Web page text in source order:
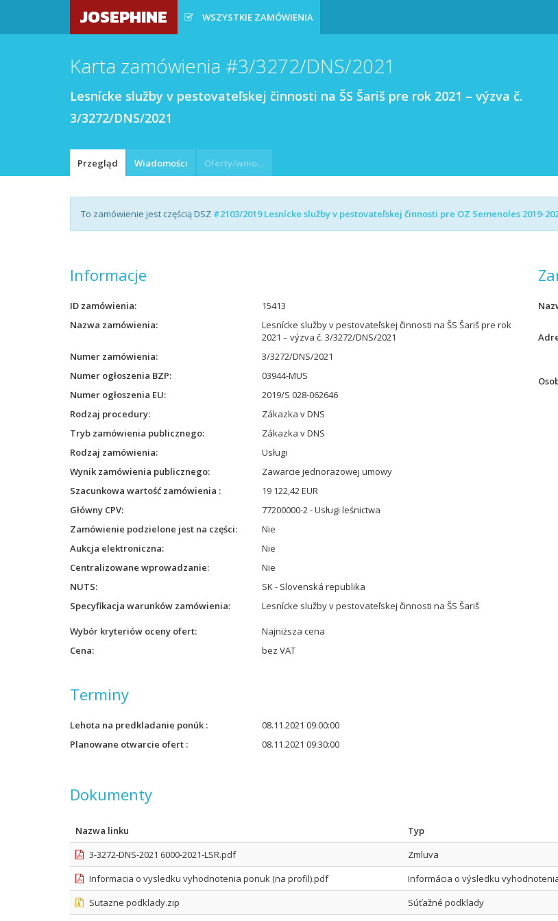
JOSEPHINE WSZYSTKIE ZAMÓWIENIA
Karta zamówienia #3/3272/DNS/2021
Lesnícke služby v pestovateľskej činnosti na ŠS Šariš pre rok 2021 – výzva č.
3/3272/DNS/2021
Przegląd Wiadomości Oferty/wnioski
To zamówienie jest częścią DSZ #2103/2019 Lesnícke služby v pestovateľskej činnosti pre OZ Semenoles 2019-
Informacje
ID zamówienia
15413
Nazwa zamówienia
Lesnícke služby v pestovateľskej činnosti na ŠS Šariš pre rok
2021 – výzva č. 3/3272/DNS/2021
Numer zamówienia
3/3272/DNS/2021
Numer ogłoszenia BZP
03944-MUS
Numer ogłoszenia EU
2019/S 028-062646
Rodzaj procedury
Zákazka v DNS
Tryb zamówienia publicznego
Zákazka v DNS
Rodzaj zamówienia
Usługi
Wynik zamówienia publicznego
Zawarcie jednorazowej umowy
Szacunkowa wartość zamówienia
19 122,42 EUR
Główny CPV
77200000-2 - Usługi leśnictwa
Zamówienie podzielone jest na części
Nie
Aukcja elektroniczna
Nie
Centralizowane wprowadzanie
Nie
NUTS
SK - Slovenská republika
Specyfikacja warunków zamówienia
Lesnícke služby v pestovateľskej činnosti na ŠS Šariš
Wybór kryteriów oceny ofert
Najniższa cena
Cena
bez VAT
Terminy
Lehota na predkladanie ponúk
08.11.2021 09:00:00
Planowane otwarcie ofert
08.11.2021 09:30:00
Dokumenty
Nazwa linku Typ
3-3272-DNS-2021 6000-2021-LSR.pdf
Zmluva
Informacia o vysledku vyhodnotenia ponuk (na profil).pdf
Informácia o výsledku
Sutazne podklady.zip
Súťažné podklady